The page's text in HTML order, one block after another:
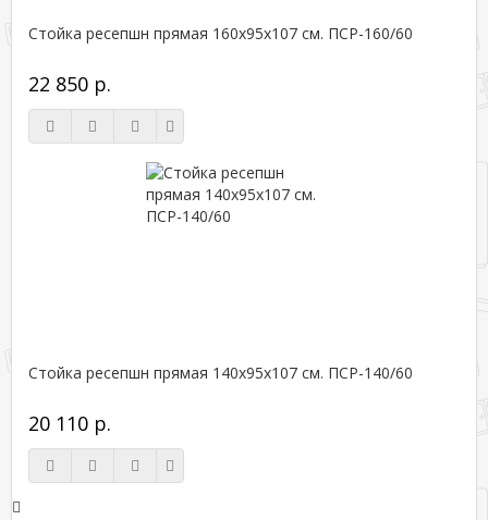
Стойка ресепшн прямая 160х95х107 см. ПСР-160/60
22 850 р.
Стойка ресепшн прямая 140х95х107 см. ПСР-140/60
20 110 р.